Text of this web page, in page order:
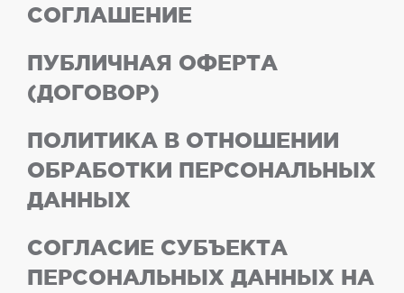
СОГЛАШЕНИЕ
ПУБЛИЧНАЯ ОФЕРТА
(ДОГОВОР)
ПОЛИТИКА В ОТНОШЕНИИ
ОБРАБОТКИ ПЕРСОНАЛЬНЫХ
ДАННЫХ
СОГЛАСИЕ СУБЪЕКТА
ПЕРСОНАЛЬНЫХ ДАННЫХ НА